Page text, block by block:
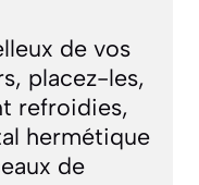
de vos
placez-les,
refroidies,
hermétique
de